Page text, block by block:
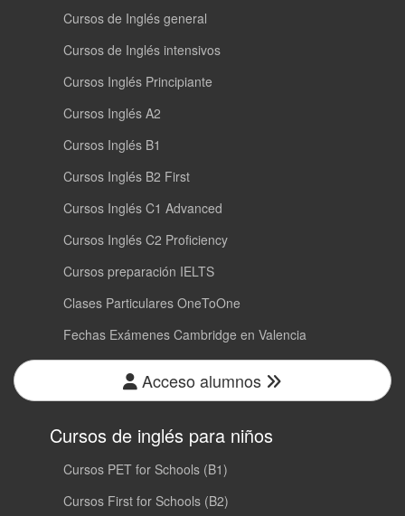
Cursos de Inglés general
Cursos de Inglés intensivos
Cursos Inglés Principiante
Cursos Inglés A2
Cursos Inglés B1
Cursos Inglés B2 First
Cursos Inglés C1 Advanced
Cursos Inglés C2 Proficiency
Cursos preparación IELTS
Clases Particulares OneToOne
Fechas Exámenes Cambridge en Valencia
Acceso alumnos
Cursos de inglés para niños
Cursos PET for Schools (B1)
Cursos First for Schools (B2)